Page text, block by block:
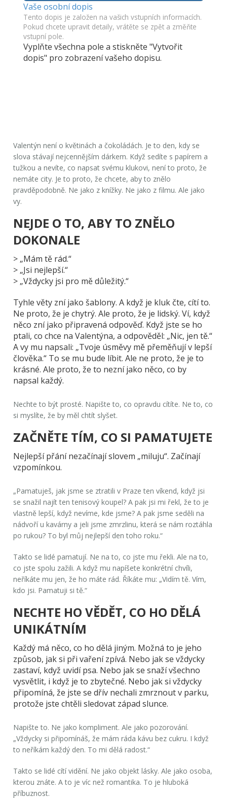
Vaše osobní dopis
Tento dopis je založen na vašich vstupních informacích.
Pokud chcete upravit detaily, vrátěte se zpět a změňte
vstupní pole.
Vyplňte všechna pole a stiskněte "Vytvořit
dopis" pro zobrazení vašeho dopisu.
Valentýn není o květinách a čokoládách. Je to den, kdy se
slova stávají nejcennějším dárkem. Když sedíte s papírem a
tužkou a nevíte, co napsat svému klukovi, není to proto, že
nemáte city. Je to proto, že chcete, aby to znělo
pravděpodobně. Ne jako z knížky. Ne jako z filmu. Ale jako
vy.
NEJDE O TO, ABY TO ZNĚLO
DOKONALE
> „Mám tě rád.“
> „Jsi nejlepší.“
> „Vždycky jsi pro mě důležitý.“
Tyhle věty zní jako šablony. A když je kluk čte, cítí to.
Ne proto, že je chytrý. Ale proto, že je lidský. Ví, když
něco zní jako připravená odpověď. Když jste se ho
ptali, co chce na Valentýna, a odpověděl: „Nic, jen tě.“
A vy mu napsali: „Tvoje úsměvy mě přeměňují v lepší
člověka.“ To se mu bude líbit. Ale ne proto, že je to
krásné. Ale proto, že to nezní jako něco, co by
napsal každý.
Nechte to být prosté. Napište to, co opravdu cítíte. Ne to, co
si myslíte, že by měl chtít slyšet.
ZAČNĚTE TÍM, CO SI PAMATUJETE
Nejlepší přání nezačínají slovem „miluju“. Začínají
vzpomínkou.
„Pamatuješ, jak jsme se ztratili v Praze ten víkend, když jsi
se snažil najít ten tenisový koupel? A pak jsi mi řekl, že to je
vlastně lepší, když nevíme, kde jsme? A pak jsme seděli na
nádvoří u kavárny a jeli jsme zmrzlinu, která se nám roztáhla
po rukou? To byl můj nejlepší den toho roku.“
Takto se lidé pamatují. Ne na to, co jste mu řekli. Ale na to,
co jste spolu zažili. A když mu napíšete konkrétní chvíli,
neříkáte mu jen, že ho máte rád. Říkáte mu: „Vidím tě. Vím,
kdo jsi. Pamatuji si tě.“
NECHTE HO VĚDĚT, CO HO DĚLÁ
UNIKÁTNÍM
Každý má něco, co ho dělá jiným. Možná to je jeho
způsob, jak si při vaření zpívá. Nebo jak se vždycky
zastaví, když uvidí psa. Nebo jak se snaží všechno
vysvětlit, i když je to zbytečné. Nebo jak si vždycky
připomíná, že jste se dřív nechali zmrznout v parku,
protože jste chtěli sledovat západ slunce.
Napište to. Ne jako kompliment. Ale jako pozorování.
„Vždycky si připomínáš, že mám ráda kávu bez cukru. I když
to neříkám každý den. To mi dělá radost.“
Takto se lidé cítí vidění. Ne jako objekt lásky. Ale jako osoba,
kterou znáte. A to je víc než romantika. To je hluboká
příbuznost.